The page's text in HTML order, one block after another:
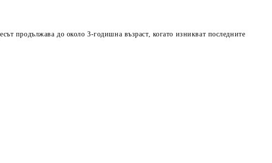
продължава до около 3-годишна възраст, когато изникват последните